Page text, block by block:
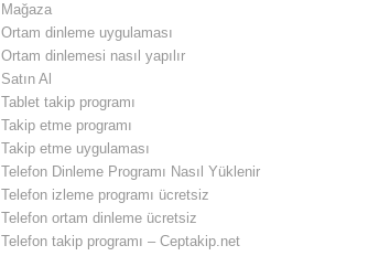
Mağaza
Ortam dinleme uygulaması
Ortam dinlemesi nasıl yapılır
Satın Al
Tablet takip programı
Takip etme programı
Takip etme uygulaması
Telefon Dinleme Programı Nasıl Yüklenir
Telefon izleme programı ücretsiz
Telefon ortam dinleme ücretsiz
Telefon takip programı – Ceptakip.net